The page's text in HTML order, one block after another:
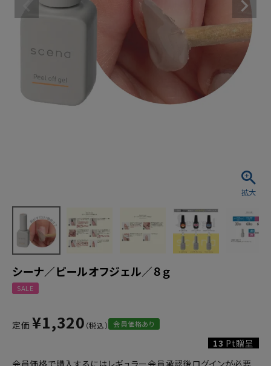
シーナ／ピールオフジェル／８ｇ
SALE
定価 ¥1,320 会員価格あり
13 Pt贈呈
会員価格で購入するにはレギュラー会員承認後ログインが必要